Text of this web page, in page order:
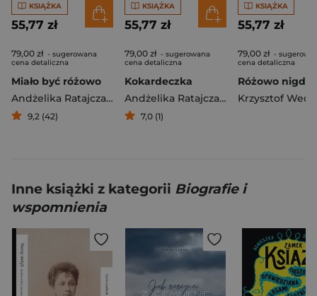
KSIĄŻKA
55,77 zł
79,00 zł - sugerowana
cena detaliczna
Miało być różowo
Andżelika Ratajczak
Krzysztof Weder
9,2 (42)
KSIĄŻKA
55,77 zł
79,00 zł - sugerowana
cena detaliczna
Kokardeczka
Andżelika Ratajczak
Krzysztof Weder
7,0 (1)
KSIĄŻKA
55,77 zł
79,00 zł -
cena detaliczna
Krzysztof
Inne książki z kategorii Biografie i
wspomnienia